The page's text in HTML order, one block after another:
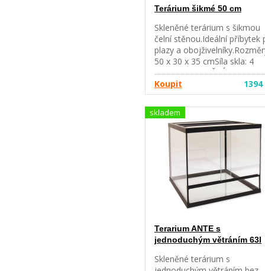
Terárium šikmé 50 cm
Skleněné terárium s šikmou
čelní stěnou.Ideální příbytek
plazy a
50 x 30 x 35 cmSíla skla: 4
mmUPOZORNĚNÍ: Pouze
osobní odběr v Brně,
Brně nebo zaslání paletou
(cena dle váhy a
Nelze zaslat běžnou
Koupit 1394
skladem
Terarium ANTE s
jednoduchým větráním 63l
Skleněné terárium s